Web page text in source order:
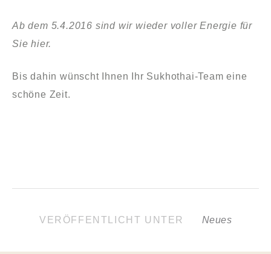
Ab dem 5.4.2016 sind wir wieder voller Energie für
Sie hier.
Bis dahin wünscht Ihnen Ihr Sukhothai-Team eine
schöne Zeit.
VERÖFFENTLICHT UNTER Neues